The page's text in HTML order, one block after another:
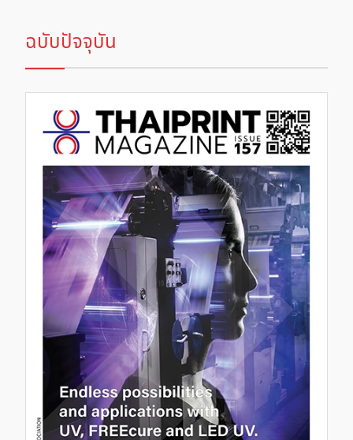
ฉบับปัจจุบัน